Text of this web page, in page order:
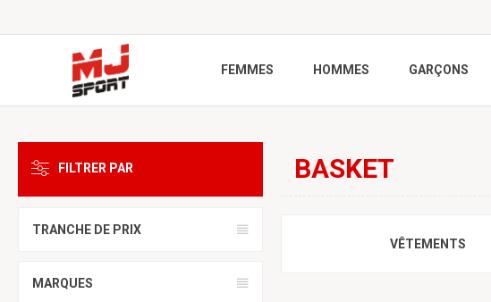
FEMMES HOMMES GARÇONS
BASKET
VÊTEMENTS
FILTRER PAR
TRANCHE DE PRIX
MARQUES